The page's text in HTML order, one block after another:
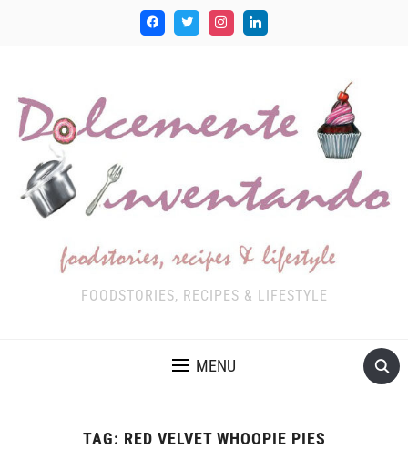
FOODSTORIES, RECIPES & LIFESTYLE
MENU
TAG: RED VELVET WHOOPIE PIES